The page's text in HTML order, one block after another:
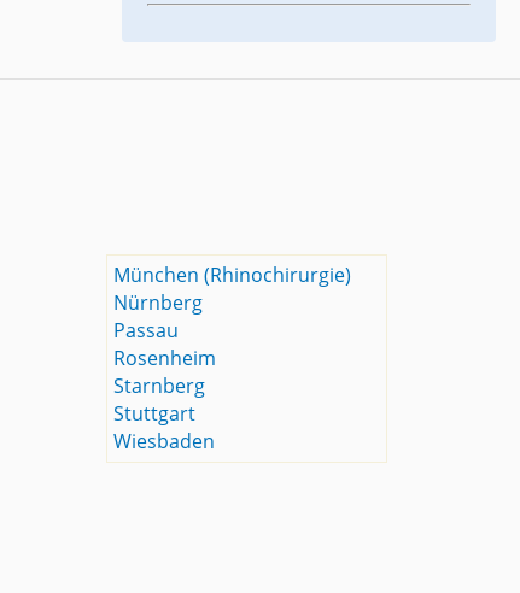
München (Rhinochirurgie)
Nürnberg
Passau
Rosenheim
Starnberg
Stuttgart
Wiesbaden